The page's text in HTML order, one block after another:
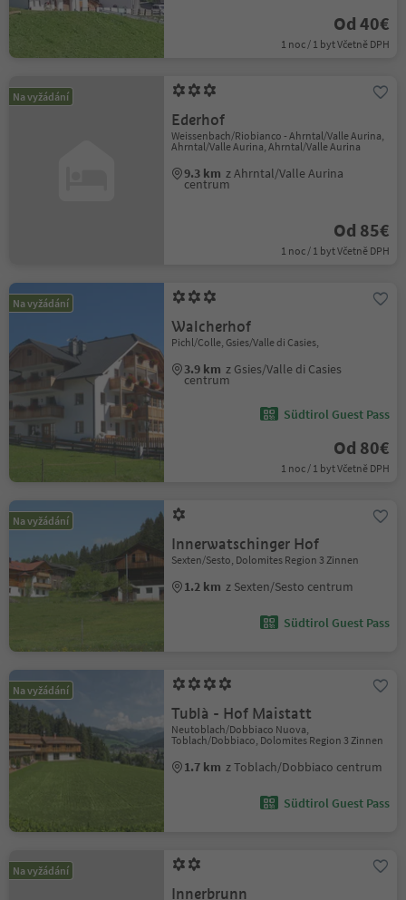
Od 40€
1 noc / 1 byt Včetně DPH
Na vyžádání
Ederhof
Weissenbach/Riobianco - Ahrntal/Valle Aurina,
Ahrntal/Valle Aurina, Ahrntal/Valle Aurina
9.3 km z Ahrntal/Valle Aurina
centrum
Od 85€
1 noc / 1 byt Včetně DPH
Na vyžádání
Walcherhof
Pichl/Colle, Gsies/Valle di Casies,
3.9 km z Gsies/Valle di Casies
centrum
Südtirol Guest Pass
Od 80€
1 noc / 1 byt Včetně DPH
Na vyžádání
Innerwatschinger Hof
Sexten/Sesto, Dolomites Region 3 Zinnen
1.2 km z Sexten/Sesto centrum
Südtirol Guest Pass
Na vyžádání
Tublà - Hof Maistatt
Neutoblach/Dobbiaco Nuova,
Toblach/Dobbiaco, Dolomites Region 3 Zinnen
1.7 km z Toblach/Dobbiaco centrum
Südtirol Guest Pass
Na vyžádání
Innerbrunn